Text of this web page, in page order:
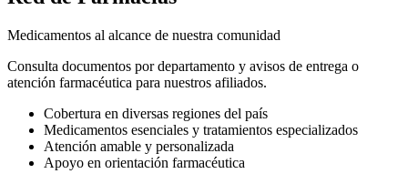
Medicamentos al alcance de nuestra comunidad
Consulta documentos por departamento y avisos de entrega o
atención farmacéutica para nuestros afiliados.
Cobertura en diversas regiones del país
Medicamentos esenciales y tratamientos especializados
Atención amable y personalizada
Apoyo en orientación farmacéutica